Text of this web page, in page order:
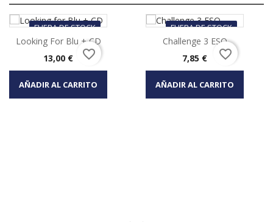
FUERA DE STOCK
Looking For Blu + CD
Precio
13,00 €
AÑADIR AL CARRITO
favorite_border
FUERA DE STOCK
Challenge 3 ESO
Precio
7,85 €
AÑADIR AL CARRITO
favorite_border